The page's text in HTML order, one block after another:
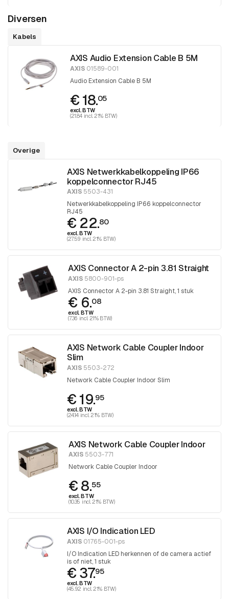
Diversen
Kabels
AXIS Audio Extension Cable B 5M
AXIS 01589-001
Audio Extension Cable B 5M
€ 18.05
excl. BTW
(21.84 incl. 21% BTW)
Overige
AXIS Netwerkkabelkoppeling IP66
koppelconnector RJ45
AXIS 5503-431
Netwerkkabelkoppeling IP66 koppelconnector
RJ45
€ 22.80
excl. BTW
(27.59 incl. 21% BTW)
AXIS Connector A 2-pin 3.81 Straight
AXIS 5800-901-ps
AXIS Connector A 2-pin 3.81 Straight, 1 stuk
€ 6.08
excl. BTW
(7.36 incl. 21% BTW)
AXIS Network Cable Coupler Indoor
Slim
AXIS 5503-272
Network Cable Coupler Indoor Slim
€ 19.95
excl. BTW
(24.14 incl. 21% BTW)
AXIS Network Cable Coupler Indoor
AXIS 5503-771
Network Cable Coupler Indoor
€ 8.55
excl. BTW
(10.35 incl. 21% BTW)
AXIS I/O Indication LED
AXIS 01765-001-ps
I/O Indication LED herkennen of de camera actief
is of niet, 1 stuk
€ 37.95
excl. BTW
(45.92 incl. 21% BTW)